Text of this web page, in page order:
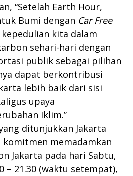
“Setelah Earth Hour,
Bumi dengan Car Free
kita dalam
sehari-hari dengan
publik sebagai pilihan
dapat berkontribusi
lebih baik dari sisi
upaya
Iklim.”
ditunjukkan Jakarta
komitmen memadamkan
Jakarta pada hari Sabtu,
– 21.30 (waktu setempat),